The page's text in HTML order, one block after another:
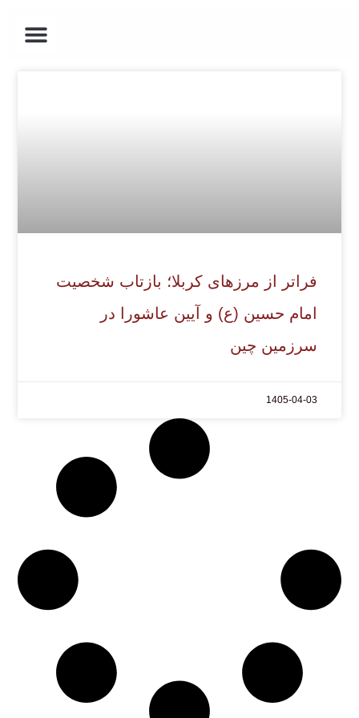
فراتر از مرزهای کربلا؛ بازتاب شخصیت
امام حسین (ع) و آیین عاشورا در
سرزمین چین
1405-04-03